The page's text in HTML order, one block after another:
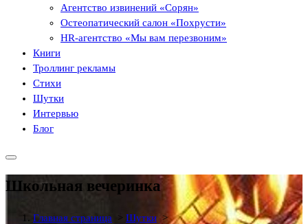
Агентство извинений «Сорян»
Остеопатический салон «Похрусти»
HR-агентство «Мы вам перезвоним»
Книги
Троллинг рекламы
Стихи
Шутки
Интервью
Блог
Школьная вечеринка
Главная страница > Шутки >